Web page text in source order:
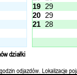
19 29
20 29
21 28
działki
odjazdów. Lokalizacje